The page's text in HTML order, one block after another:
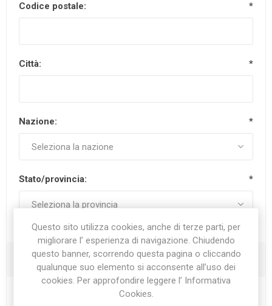
Codice postale: *
Città: *
Nazione: *
Stato/provincia: *
Recapiti
Questo sito utilizza cookies, anche di terze parti, per
migliorare l’ esperienza di navigazione. Chiudendo
questo banner, scorrendo questa pagina o cliccando
qualunque suo elemento si acconsente all’uso dei
cookies. Per approfondire leggere l’ Informativa
Cookies.